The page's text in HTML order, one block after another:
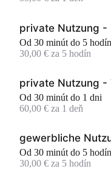
private Nutzung
Od 30 minút do 5 hodín
30,00 € za 5 hodín
private Nutzung -
Od 30 minút do 1 dni
60,00 € za 1 deň
gewerbliche
Od 30 minút do 5 hodín
30,00 € za 5 hodín